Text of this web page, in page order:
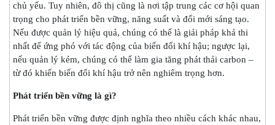
chủ yếu. Tuy nhiên, đô thị cũng là nơi tập trung các cơ hội quan
trọng cho phát triển bền vững, năng suất và đổi mới sáng tạo.
Nếu được quản lý hiệu quả, chúng có thể là giải pháp khả thi
nhất để ứng phó với tác động của biến đổi khí hậu; ngược lại,
nếu quản lý kém, chúng có thể làm gia tăng phát thải carbon –
từ đó khiến biến đổi khí hậu trở nên nghiêm trọng hơn.
Phát triển bền vững là gì?
Phát triển bền vững được định nghĩa theo nhiều cách khác nhau,